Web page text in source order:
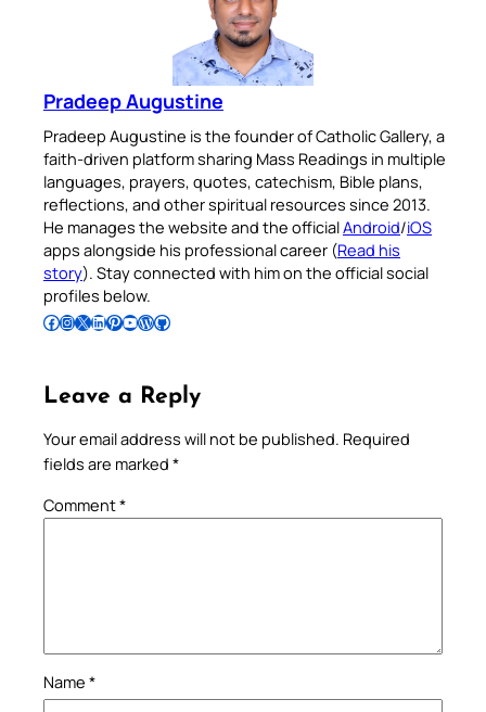
Pradeep Augustine
Pradeep Augustine is the founder of Catholic Gallery, a
faith-driven platform sharing Mass Readings in multiple
languages, prayers, quotes, catechism, Bible plans,
reflections, and other spiritual resources since 2013.
He manages the website and the officialAndroid/iOS
apps alongside his professional career (Read his
story). Stay connected with him on the official social
profiles below.
Follow Pradeep on Facebook Follow Pradeep on InstagramFollow Pradeep on X Follow Pradeep on LinkedIn Follow Pradeep on Pinterest Subscribe to Pradeep’s Youtube Channel Follow Pradeep on WordPress Follow Pradeep on GitHub
Leave a Reply
Your email address will not be published. Required
fields are marked *
Comment*
Name *